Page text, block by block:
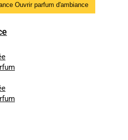
Ouvrir parfum d'ambiance